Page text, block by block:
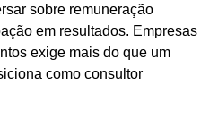
sobre remuneração
em resultados. Empresas
exige mais do que um
como consultor